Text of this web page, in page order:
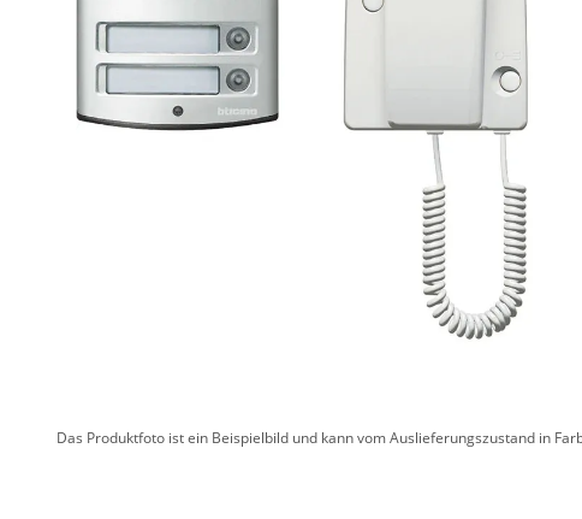
Das Produktfoto ist ein Beispielbild und kann vom Auslieferungszustand in